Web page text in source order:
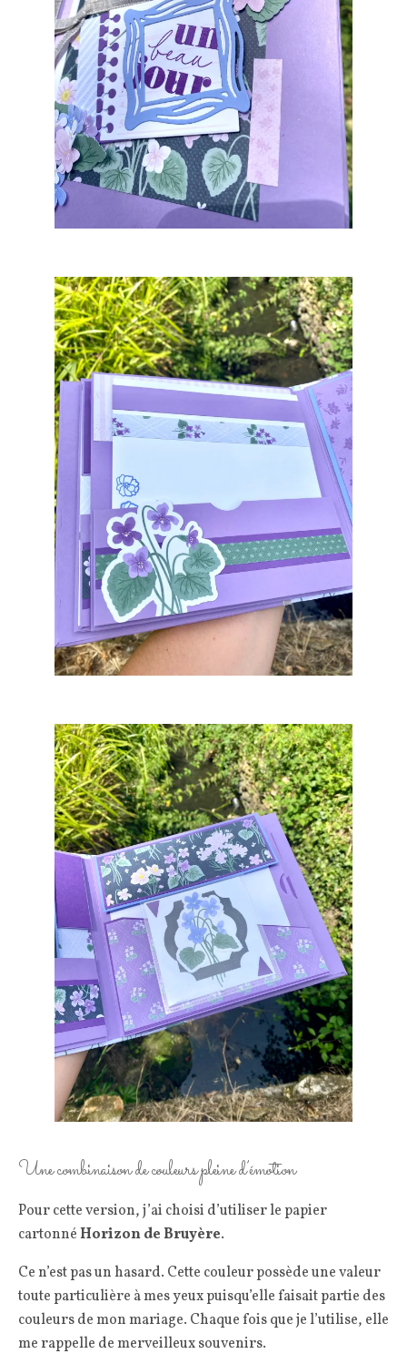
Une combinaison de couleurs pleine d’émotion
Pour cette version, j’ai choisi d’utiliser le papier
cartonnéHorizon de Bruyère.
Ce n’est pas un hasard. Cette couleur possède une valeur
toute particulière à mes yeux puisqu’elle faisait partie des
couleurs de mon mariage. Chaque fois que je l’utilise, elle
me rappelle de merveilleux souvenirs.